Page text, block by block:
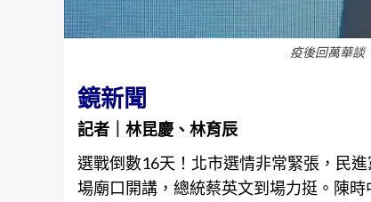
疫後回萬華談
鏡新聞
記者｜林昆慶、林育辰
選戰倒數16天！北市選情非常緊張，民
場廟口開講，總統蔡英文到場力挺。陳